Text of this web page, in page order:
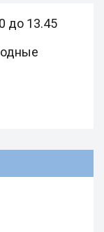
до 13.45